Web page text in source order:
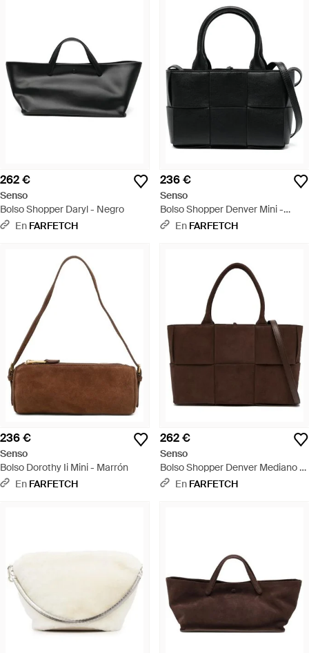
262 €
Senso
Bolso Shopper Daryl - Negro
En FARFETCH
236 €
Senso
Bolso Shopper Denver Mini -
Negro
En FARFETCH
236 €
Senso
Bolso Dorothy Ii Mini - Marrón
En FARFETCH
262 €
Senso
Bolso Shopper Denver Mediano -
Marrón
En FARFETCH